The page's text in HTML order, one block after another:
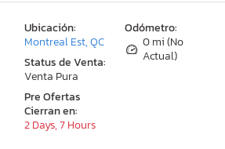
Odómetro:
0 mi (No
Actual)
Ubicación:
Montreal Est, QC
Status de Venta:
Venta Pura
Pre Ofertas
Cierran en:
2 Days, 7 Hours